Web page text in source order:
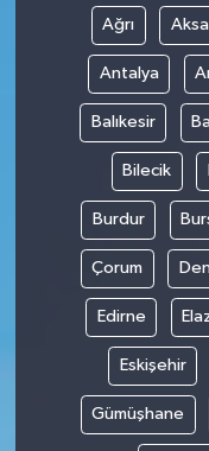
Ağrı
Antalya
Balıkesir
Bilecik
Burdur
Çorum
Edirne
Eskişehir
Gümüşhane